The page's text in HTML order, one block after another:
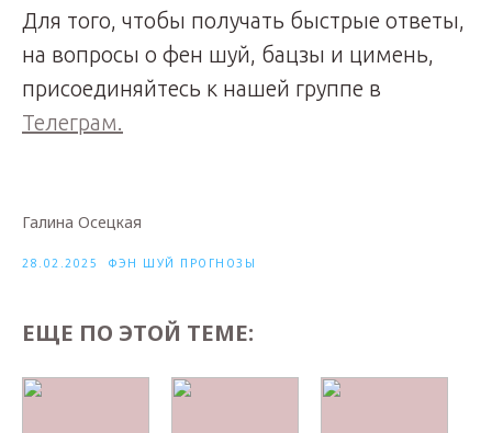
Для того, чтобы получать быстрые ответы,
на вопросы о фен шуй, бацзы и цимень,
присоединяйтесь к нашей группе в
Телеграм.
Галина Осецкая
28.02.2025 ФЭН ШУЙ ПРОГНОЗЫ
ЕЩЕ ПО ЭТОЙ ТЕМЕ: